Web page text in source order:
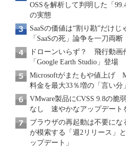
OSSを解析して判明した「
の実態
SaaSの価値は“割り勘”だけ
「SaaSの死」論争を一刀両断
ドローンいらず？ 飛行動画
「Google Earth Studio」登場
Microsoftがまたもや値上げ
料金を最大33％増の「言い分」
VMware製品にCVSS 9.8の脆
なし 速やかなアップデート
ブラウザの再起動は不要に
が模索する「週2リリース」
ップデート」